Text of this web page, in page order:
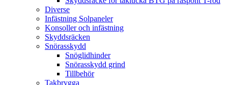
Diverse
Infästning Solpaneler
Konsoller och infästning
Skyddsräcken
Snörasskydd
Snöglidhinder
Snörasskydd grind
Tillbehör
Takbrygga